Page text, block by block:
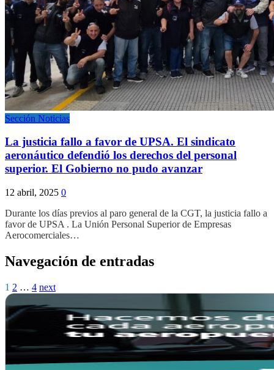
Sección Noticias
La justicia fallo a favor de UPSA. El sindicato
aeronáutico defendió los derechos del personal
superior. El Gobierno no pudo avanzar
12 abril, 2025 0
Durante los días previos al paro general de la CGT, la justicia fallo a
favor de UPSA . La Unión Personal Superior de Empresas
Aerocomerciales…
Navegación de entradas
1 2 … 4 next